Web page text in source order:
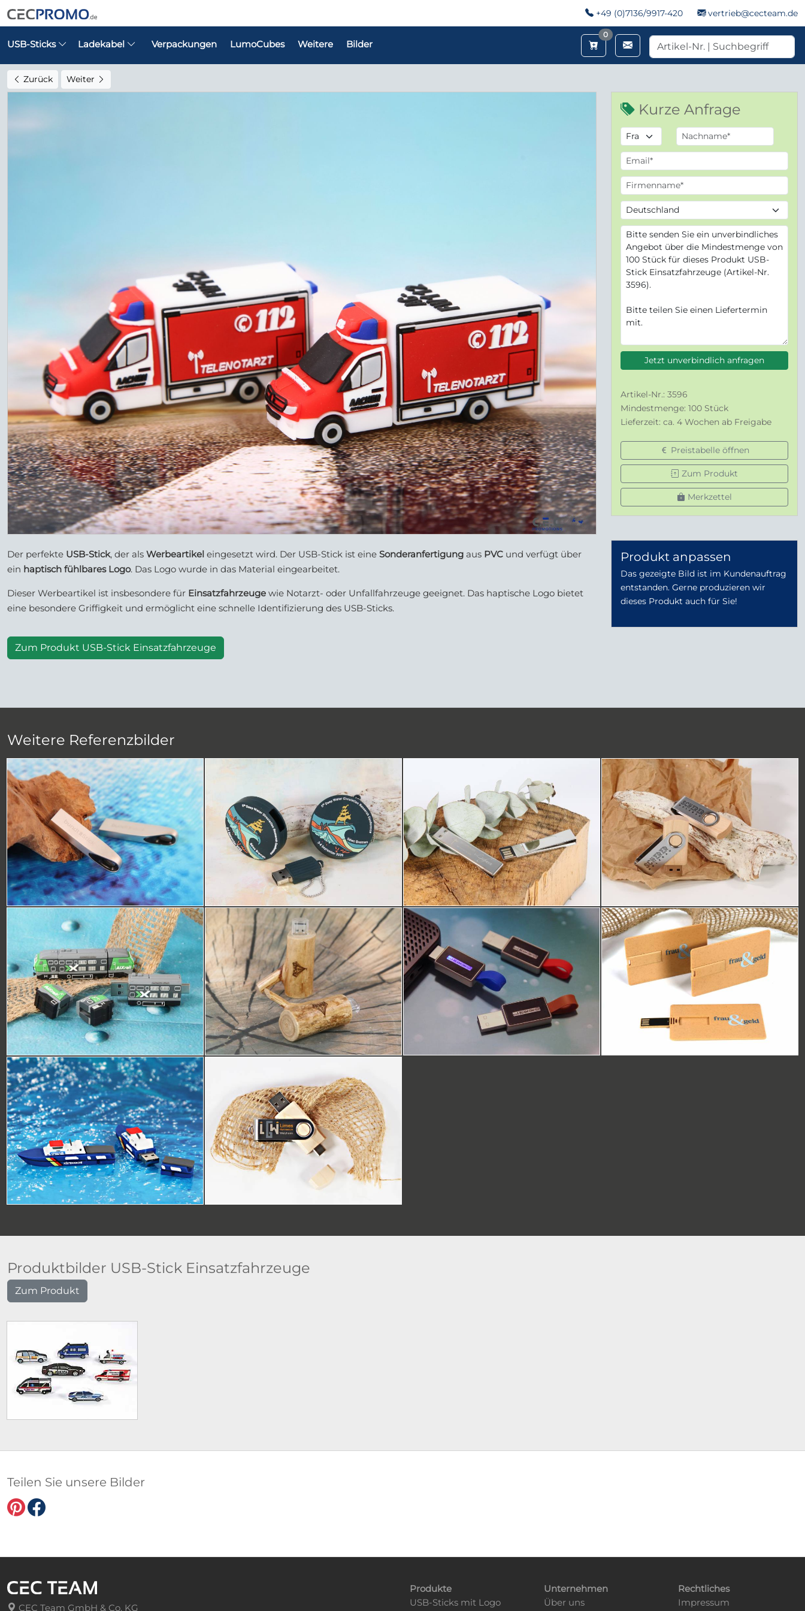
+49 (0)7136/9917-420 vertrieb@cecteam.de
USB-Sticks Ladekabel Verpackungen LumoCubes Weitere Bilder
0Merkzettel
Zurück Weiter
Der perfekte USB-Stick, der als Werbeartikel eingesetzt wird. Der USB-Stick ist eine Sonderanfertigung aus PVC und verfügt über
ein haptisch fühlbares Logo. Das Logo wurde in das Material eingearbeitet.
Dieser Werbeartikel ist insbesondere für Einsatzfahrzeuge wie Notarzt- oder Unfallfahrzeuge geeignet. Das haptische Logo bietet
eine besondere Griffigkeit und ermöglicht eine schnelle Identifizierung des USB-Sticks.
Zum Produkt USB-Stick Einsatzfahrzeuge
Kurze Anfrage
Jetzt unverbindlich anfragen
Artikel-Nr.: 3596
Mindestmenge: 100 Stück
Lieferzeit: ca. 4 Wochen ab Freigabe
Preistabelle öffnen
Zum Produkt
Merkzettel
Produkt anpassen
Das gezeigte Bild ist im Kundenauftrag
entstanden. Gerne produzieren wir
dieses Produkt auch für Sie!
Weitere Referenzbilder
Produktbilder USB-Stick Einsatzfahrzeuge
Zum Produkt
Teilen Sie unsere Bilder
CEC Team GmbH & Co. KG
Produkte
USB-Sticks mit Logo
Unternehmen
Über uns
Rechtliches
Impressum